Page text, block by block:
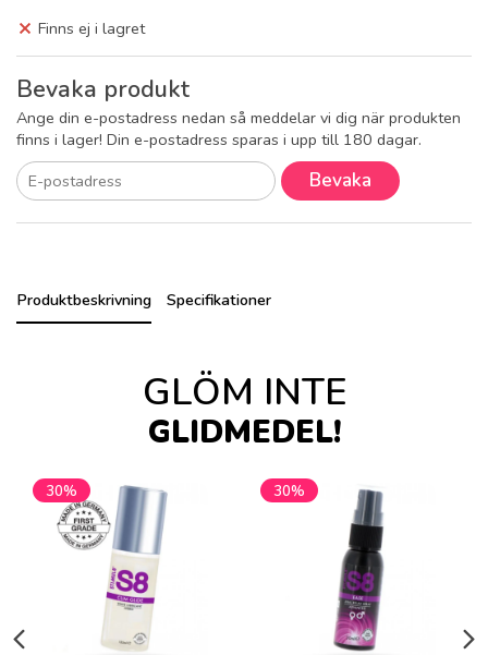
Finns ej i lagret
Bevaka produkt
Ange din e-postadress nedan så meddelar vi dig när produkten
finns i lager! Din e-postadress sparas i upp till 180 dagar.
Bevaka
Produktbeskrivning Specifikationer
GLÖM INTE
GLIDMEDEL!
30% 30%